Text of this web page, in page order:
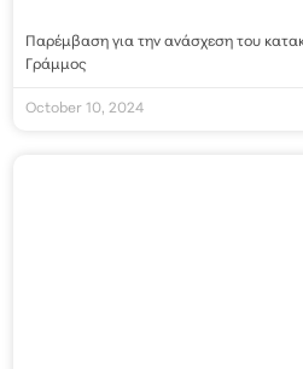
Παρέμβαση για την ανάσχεση του
Γράμμος
October 10, 2024